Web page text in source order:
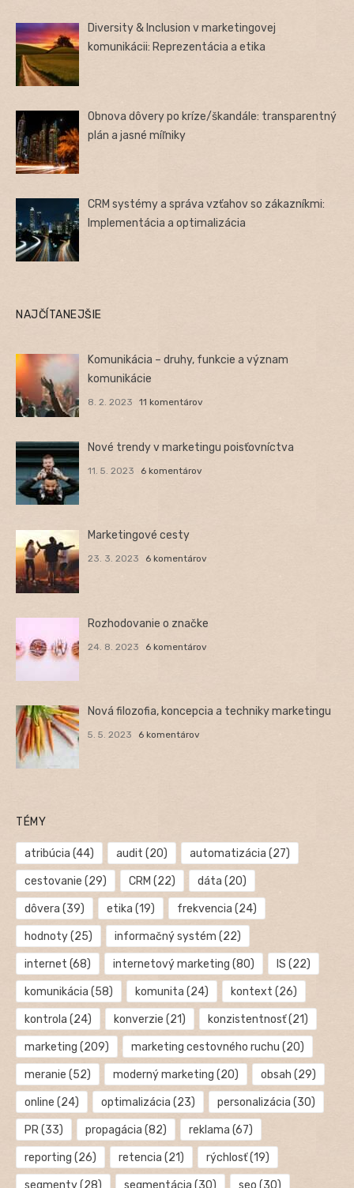
Diversity & Inclusion v marketingovej
komunikácii: Reprezentácia a etika
Obnova dôvery po kríze/škandále: transparentný
plán a jasné míľniky
CRM systémy a správa vzťahov so zákazníkmi:
Implementácia a optimalizácia
NAJČÍTANEJŠIE
Komunikácia – druhy, funkcie a význam
komunikácie
8. 2. 2023 11 komentárov
Nové trendy v marketingu poisťovníctva
11. 5. 2023 6 komentárov
Marketingové cesty
23. 3. 2023 6 komentárov
Rozhodovanie o značke
24. 8. 2023 6 komentárov
Nová filozofia, koncepcia a techniky marketingu
5. 5. 2023 6 komentárov
TÉMY
atribúcia (44) audit (20) automatizácia (27)
cestovanie (29) CRM (22) dáta (20)
dôvera (39) etika (19) frekvencia (24)
hodnoty(25) informačný systém (22)
internet (68) internetový marketing (80) IS (22)
komunikácia (58) komunita (24) kontext (26)
kontrola (24) konverzie (21) konzistentnosť(21)
marketing (209) marketing cestovného ruchu (20)
meranie (52) moderný marketing (20) obsah (29)
online (24) optimalizácia (23) personalizácia (30)
PR(33) propagácia (82) reklama (67)
reporting (26) retencia (21) rýchlosť(19)
segmenty(28) segmentácia (30) seo (30)